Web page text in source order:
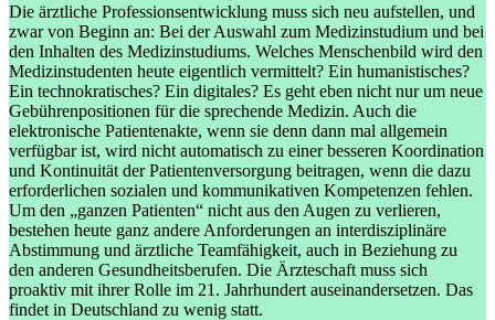
Die ärztliche Professionsentwicklung muss sich neu aufstellen, und
zwar von Beginn an: Bei der Auswahl zum Medizinstudium und bei
den Inhalten des Medizinstudiums. Welches Menschenbild wird den
Medizinstudenten heute eigentlich vermittelt? Ein humanistisches?
Ein technokratisches? Ein digitales? Es geht eben nicht nur um neue
Gebührenpositionen für die sprechende Medizin. Auch die
elektronische Patientenakte, wenn sie denn dann mal allgemein
verfügbar ist, wird nicht automatisch zu einer besseren Koordination
und Kontinuität der Patientenversorgung beitragen, wenn die dazu
erforderlichen sozialen und kommunikativen Kompetenzen fehlen.
Um den „ganzen Patienten“ nicht aus den Augen zu verlieren,
bestehen heute ganz andere Anforderungen an interdisziplinäre
Abstimmung und ärztliche Teamfähigkeit, auch in Beziehung zu
den anderen Gesundheitsberufen. Die Ärzteschaft muss sich
proaktiv mit ihrer Rolle im 21. Jahrhundert auseinandersetzen. Das
findet in Deutschland zu wenig statt.